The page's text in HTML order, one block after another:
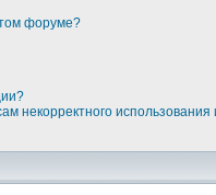
форуме?
некорректного